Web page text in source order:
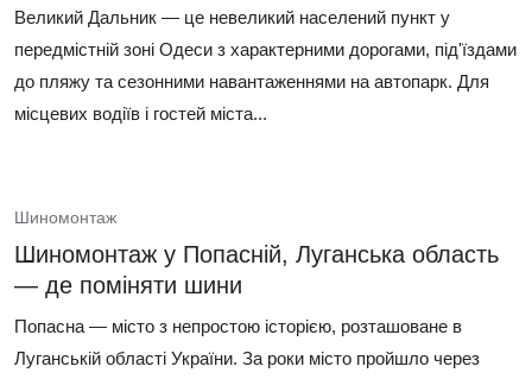
Великий Дальник — це невеликий населений пункт у
передмістній зоні Одеси з характерними дорогами, під'їздами
до пляжу та сезонними навантаженнями на автопарк. Для
місцевих водіїв і гостей міста...
Шиномонтаж
Шиномонтаж у Попасній, Луганська область
— де поміняти шини
Попасна — місто з непростою історією, розташоване в
Луганській області України. За роки місто пройшло через